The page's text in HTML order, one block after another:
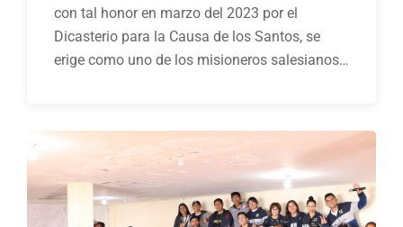
con tal honor en marzo del 2023 por el
Dicasterio para la Causa de los Santos, se
erige como uno de los misioneros salesianos…